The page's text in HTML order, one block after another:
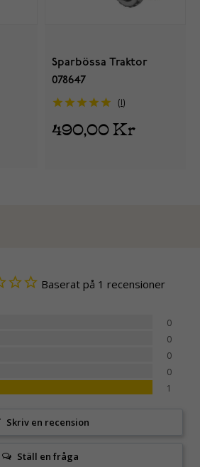
Sparbössa Traktor
078647
490,00 Kr
Baserat på 1 recensioner
0
0
0
0
1
Skriv en recension
Ställ en fråga